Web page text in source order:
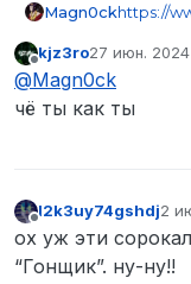
Magn0ckhttps://
жду
Не в сети
kjz3ro27 июн. 2024
@Magn0ck
чё ты как ты
l2k3uy74gshdj2
ох уж эти
“Гонщик”. ну-ну!!